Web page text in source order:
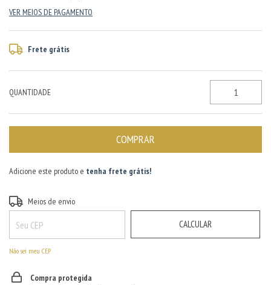
VER MEIOS DE PAGAMENTO
Frete grátis
QUANTIDADE
Adicione este produto e tenha frete grátis!
Entregas para o CEP:
Meios de envio
CALCULAR
Não sei meu CEP
Compra protegida